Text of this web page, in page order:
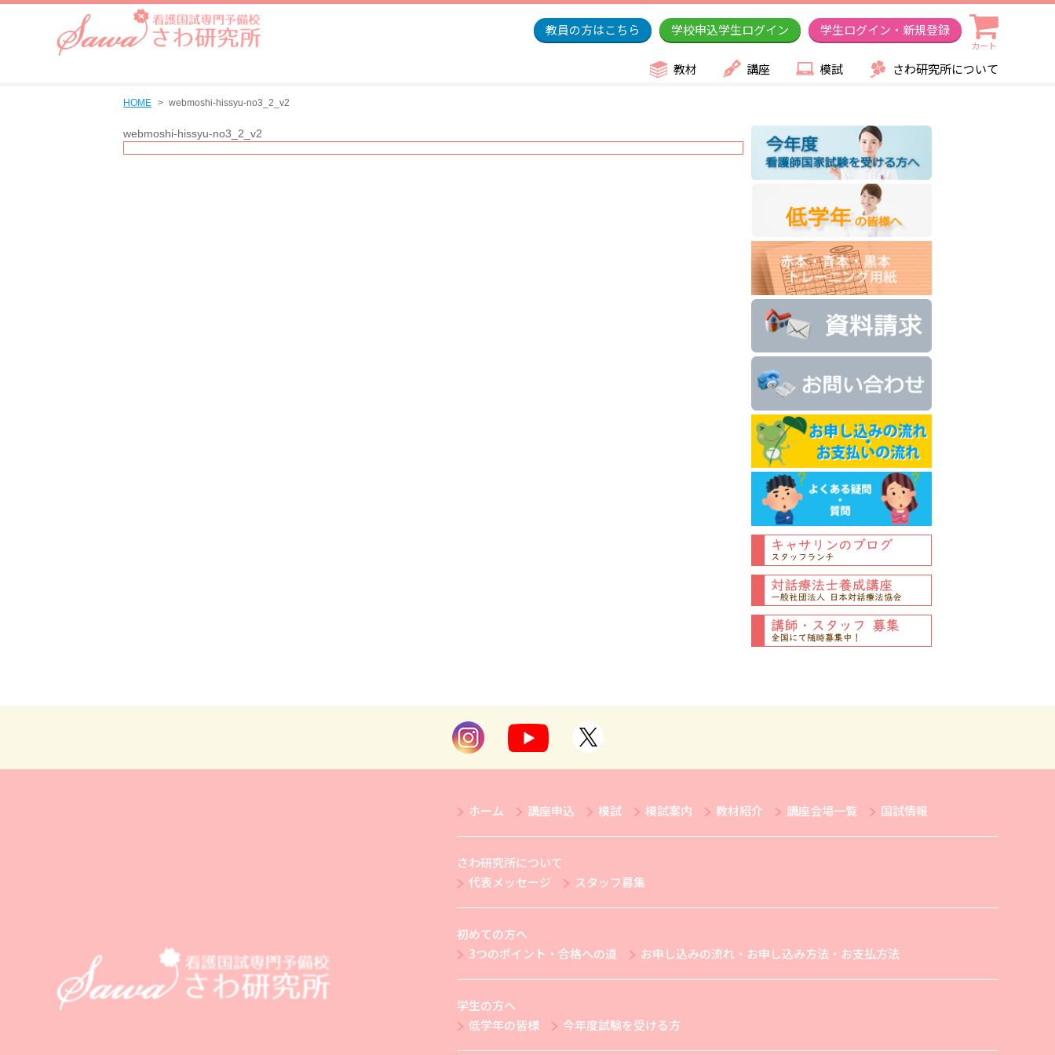
教員の方はこちら 学校申込学生ログイン 学生ログイン・新規登録
カート
教材 講座 模試 さわ研究所について
HOME webmoshi-hissyu-no3_2_v2
webmoshi-hissyu-no3_2_v2
ホーム 講座申込 模試 模試案内 教材紹介 講座会場一覧 国試情報
さわ研究所について
代表メッセージ
スタッフ募集
初めての方へ
3つのポイント・合格への道
お申し込みの流れ・お申し込み方法・お支払方法
学生の方へ
低学年の皆様
今年度試験を受ける方